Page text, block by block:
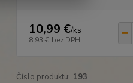
10,99 €/ks
8,93 € bez DPH
Číslo produktu: 193